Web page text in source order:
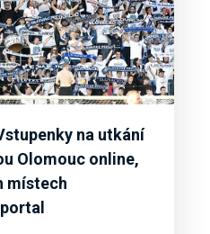
na utkání
Olomouc online,
místech